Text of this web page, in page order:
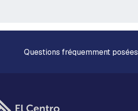
Questions fréquemment posées